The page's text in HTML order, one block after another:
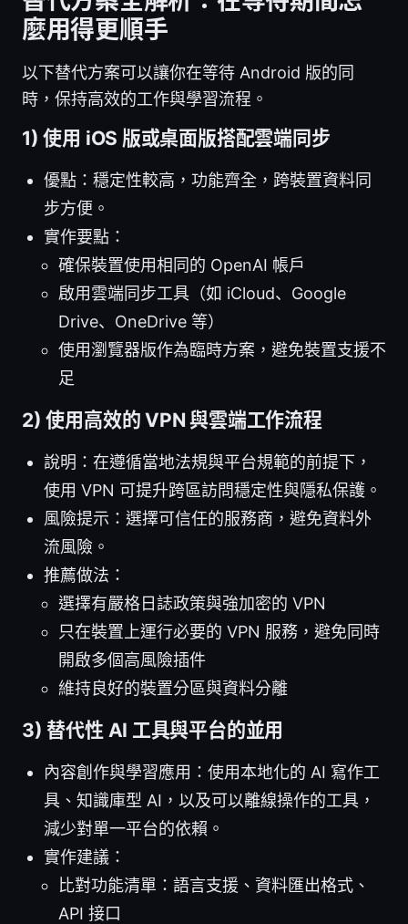
麼用得更順手
以下替代方案可以讓你在等待 Android 版的同
時，保持高效的工作與學習流程。
1) 使用 iOS 版或桌面版搭配雲端同步
優點：穩定性較高，功能齊全，跨裝置資料同
步方便。
實作要點：
確保裝置使用相同的 OpenAI 帳戶
啟用雲端同步工具（如 iCloud、Google
Drive、OneDrive 等）
使用瀏覽器版作為臨時方案，避免裝置支援不
足
2) 使用高效的 VPN 與雲端工作流程
說明：在遵循當地法規與平台規範的前提下，
使用 VPN 可提升跨區訪問穩定性與隱私保護。
風險提示：選擇可信任的服務商，避免資料外
流風險。
推薦做法：
選擇有嚴格日誌政策與強加密的 VPN
只在裝置上運行必要的 VPN 服務，避免同時
開啟多個高風險插件
維持良好的裝置分區與資料分離
3) 替代性 AI 工具與平台的並用
內容創作與學習應用：使用本地化的 AI 寫作工
具、知識庫型 AI，以及可以離線操作的工具，
減少對單一平台的依賴。
實作建議：
比對功能清單：語言支援、資料匯出格式、
API 接口